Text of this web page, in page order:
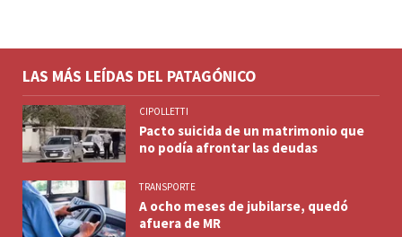
LAS MÁS LEÍDAS DEL PATAGÓNICO
CIPOLLETTI
Pacto suicida de un matrimonio que
no podía afrontar las deudas
TRANSPORTE
A ocho meses de jubilarse, quedó
afuera de MR